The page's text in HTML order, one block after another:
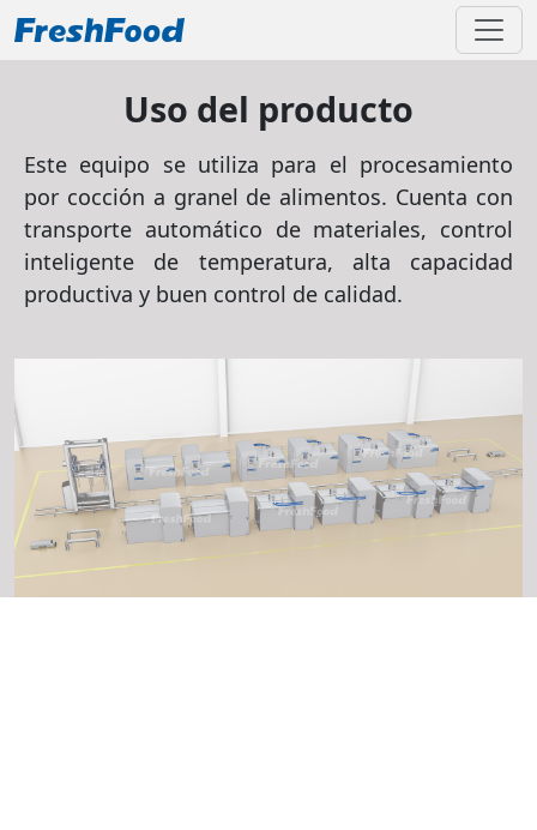
Uso del producto
Este equipo se utiliza para el procesamiento
por cocción a granel de alimentos. Cuenta con
transporte automático de materiales, control
inteligente de temperatura, alta capacidad
productiva y buen control de calidad.